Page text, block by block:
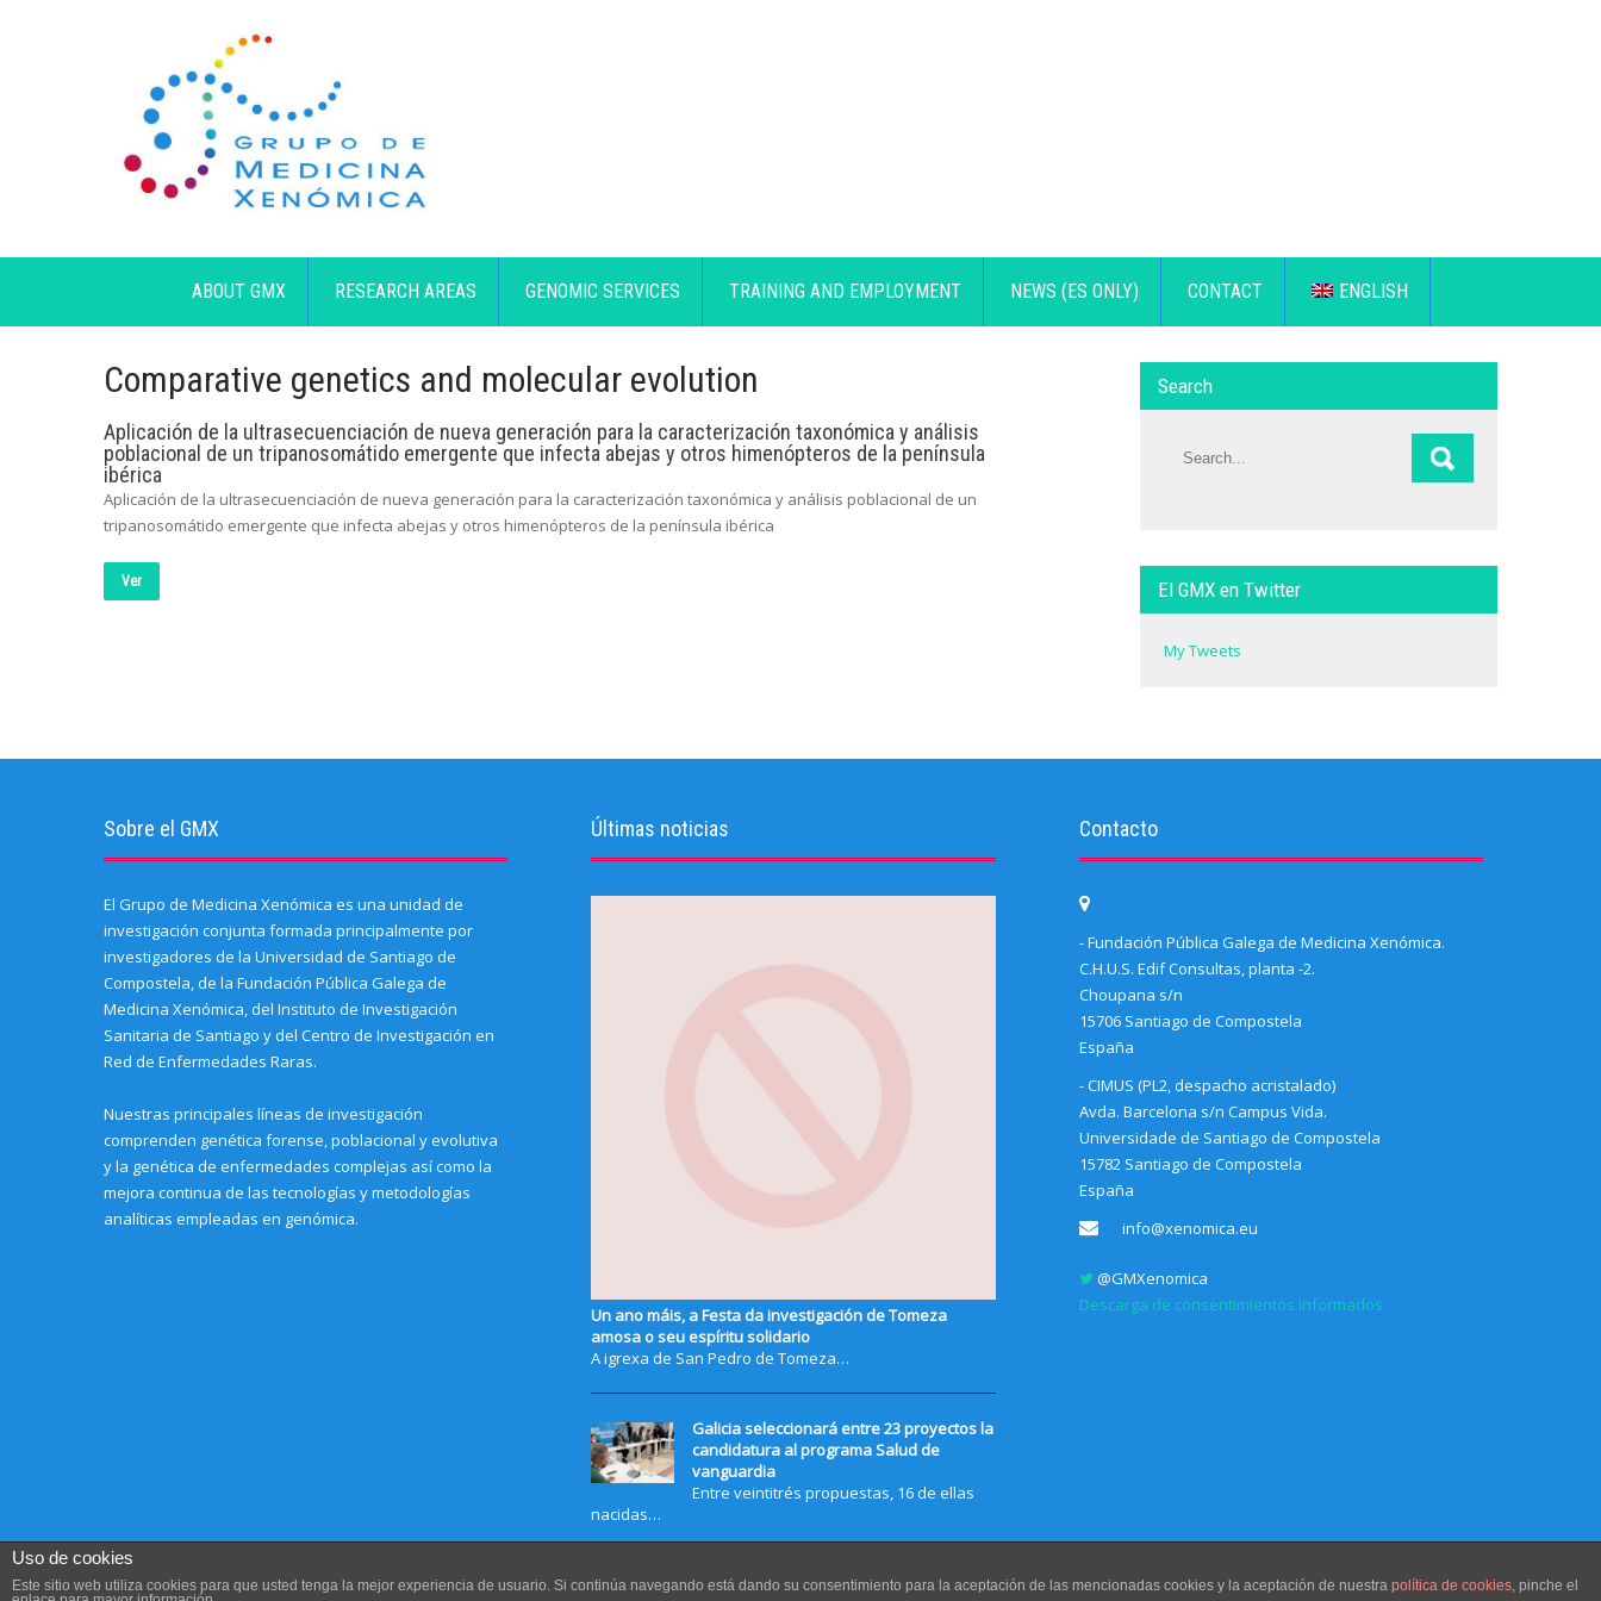
ABOUT GMX RESEARCH AREAS GENOMIC SERVICES TRAINING AND EMPLOYMENT NEWS (ES ONLY) CONTACT ENGLISH
Comparative genetics and molecular evolution
Aplicación de la ultrasecuenciación de nueva generación para la caracterización taxonómica y análisis
poblacional de un tripanosomátido emergente que infecta abejas y otros himenópteros de la península
ibérica
Aplicación de la ultrasecuenciación de nueva generación para la caracterización taxonómica y análisis poblacional de un
tripanosomátido emergente que infecta abejas y otros himenópteros de la península ibérica
Ver
Search
El GMX en Twitter
My Tweets
Sobre el GMX
El Grupo de Medicina Xenómica es una unidad de
investigación conjunta formada principalmente por
investigadores de la Universidad de Santiago de
Compostela, de la Fundación Pública Galega de
Medicina Xenómica, del Instituto de Investigación
Sanitaria de Santiago y del Centro de Investigación en
Red de Enfermedades Raras.
Nuestras principales líneas de investigación
comprenden genética forense, poblacional y evolutiva
y la genética de enfermedades complejas así como la
mejora continua de las tecnologías y metodologías
analíticas empleadas en genómica.
Últimas noticias
Un ano máis, a Festa da investigación de Tomeza
amosa o seu espíritu solidario
A igrexa de San Pedro de Tomeza…
Galicia seleccionará entre 23 proyectos la
candidatura al programa Salud de
vanguardia
Entre veintitrés propuestas, 16 de ellas
nacidas…
Contacto
- Fundación Pública Galega de Medicina Xenómica.
C.H.U.S. Edif Consultas, planta -2.
Choupana s/n
15706 Santiago de Compostela
España
- CIMUS (PL2, despacho acristalado)
Avda. Barcelona s/n Campus Vida.
Universidade de Santiago de Compostela
15782 Santiago de Compostela
España
info@xenomica.eu
@GMXenomica
Descarga de consentimientos informados
Uso de cookies
Este sitio web utiliza cookies para que usted tenga la mejor experiencia de usuario. Si continúa navegando está dando su consentimiento para la aceptación de las mencionadas cookies y la aceptación de nuestra política de cookies, pinche el